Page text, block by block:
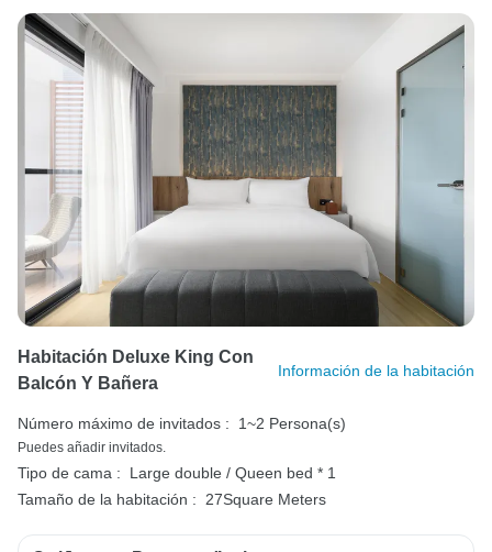
Habitación Deluxe King Con
Balcón Y Bañera
Información de la habitación
Número máximo de invitados : 1~2 Persona(s)
Puedes añadir invitados.
Tipo de cama :
Large double / Queen bed * 1
Tamaño de la habitación : 27Square Meters